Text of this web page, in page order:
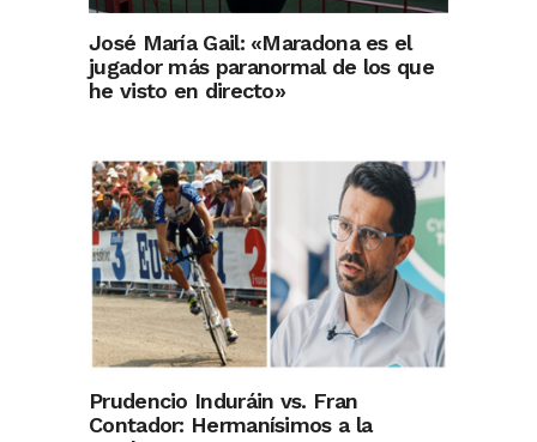
José María Gail: «Maradona es el
jugador más paranormal de los que
he visto en directo»
Prudencio Induráin vs. Fran
Contador: Hermanísimos a la